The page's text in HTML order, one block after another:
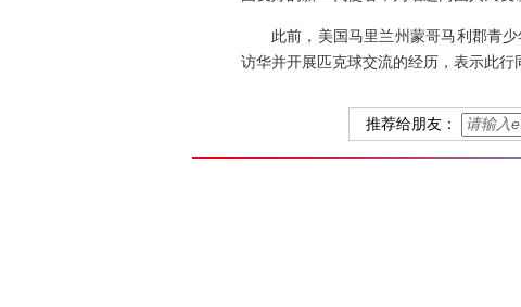
此前，美国马里兰州蒙哥马利郡青
访华并开展匹克球交流的经历，表示此行
推荐给朋友：